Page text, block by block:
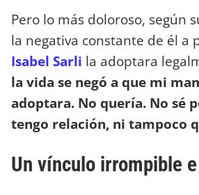
Pero lo más doloroso, según
la negativa constante de él a
Isabel Sarli la adoptara
la vida se negó a que mi
adoptara. No quería. No sé
tengo relación, ni tampoco
Un vínculo irrompible